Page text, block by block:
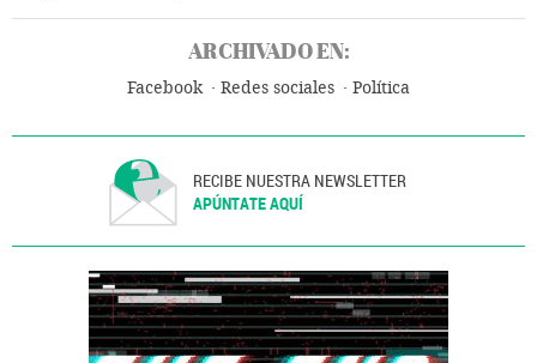
ARCHIVADO EN:
Facebook Redes sociales Política
RECIBE NUESTRA NEWSLETTER
APÚNTATE AQUÍ